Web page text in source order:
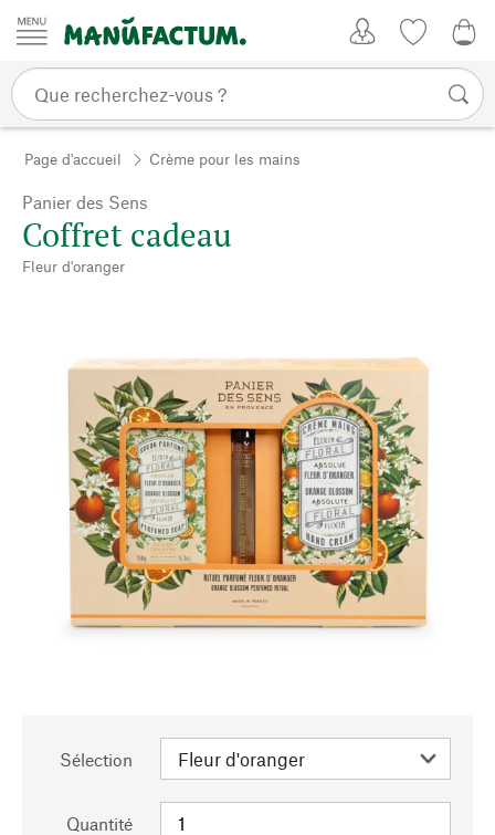
Passer au contenu
Page d'accueil Crème pour les mains
Panier des Sens
Coffret cadeau
Fleur d'oranger
Sélection
Quantité